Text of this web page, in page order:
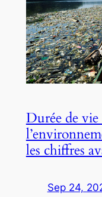
Durée de vie
les chiffres
Sep 24,